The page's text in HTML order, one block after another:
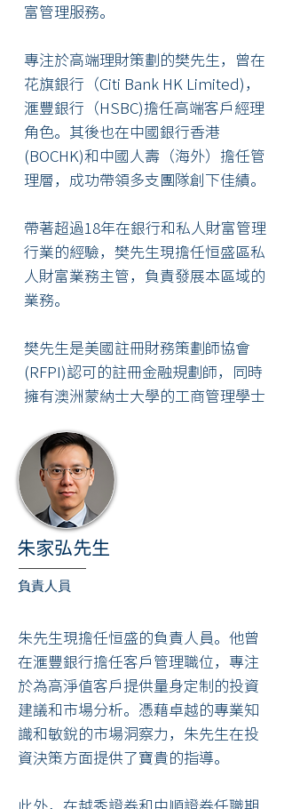
富管理服務。
專注於高端理財策劃的樊先生，曾在
花旗銀行（Citi Bank HK Limited)，
滙豐銀行（HSBC)擔任高端客戶經理
角色。其後也在中國銀行香港
(BOCHK)和中國人壽（海外）擔任管
理層，成功帶領多支團隊創下佳績。
帶著超過18年在銀行和私人財富管理
行業的經驗，樊先生現擔任恒盛區私
人財富業務主管，負責發展本區域的
業務。
樊先生是美國註冊財務策劃師協會
(RFPI)認可的註冊金融規劃師，同時
擁有澳洲蒙納士大學的工商管理學士
朱家弘先生
負責人員
朱先生現擔任恒盛的負責人員。他曾
在滙豐銀行擔任客戶管理職位，專注
於為高淨值客戶提供量身定制的投資
建議和市場分析。憑藉卓越的專業知
識和敏銳的市場洞察力，朱先生在投
資決策方面提供了寶貴的指導。
此外，在越秀證券和中順證券任職期